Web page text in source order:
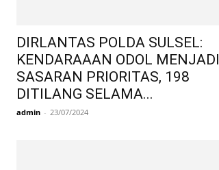
DIRLANTAS POLDA SULSEL:
KENDARAAAN ODOL MENJADI
SASARAN PRIORITAS, 198
DITILANG SELAMA...
admin - 23/07/2024